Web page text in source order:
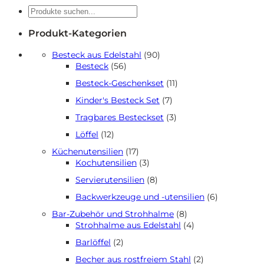
Suche
Produkt-Kategorien
Besteck aus Edelstahl 9090
Besteck 5656
Besteck-Geschenkset 1111
Kinder's Besteck Set 77
Tragbares Besteckset 33
Löffel 1212
Küchenutensilien 1717
Produkte
Kochutensilien 33
Servierutensilien 88
Backwerkzeuge und -utensilien 66
Bar-Zubehör und Strohhalme 88
Produkte
Strohhalme aus Edelstahl 44
Barlöffel 22
Becher aus rostfreiem Stahl 22